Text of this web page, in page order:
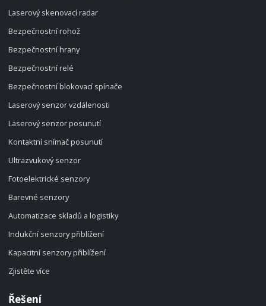
Laserový skenovací radar
Bezpečnostní rohož
Bezpečnostní hrany
Bezpečnostní relé
Bezpečnostní blokovací spínače
Laserový senzor vzdálenosti
Laserový senzor posunutí
Kontaktní snímač posunutí
Ultrazvukový senzor
Fotoelektrické senzory
Barevné senzory
Automatizace skladů a logistiky
Indukční senzory přiblížení
Kapacitní senzory přiblížení
Zjistěte více
Řešení